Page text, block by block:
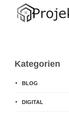
Kategorien
BLOG
DIGITAL